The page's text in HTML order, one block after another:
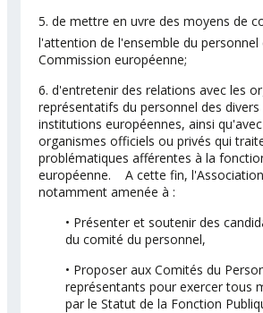
5. de mettre en uvre des moyens de
l'attention de l'ensemble du personnel
Commission européenne;
6. d'entretenir des relations avec les
représentatifs du personnel des
institutions européennes, ainsi
organismes officiels ou privés qui
problématiques afférentes à la
européenne. A cette fin,
notamment amenée à :
• Présenter et soutenir des
du comité du personnel,
• Proposer aux Comités du
représentants pour exercer tous
par le Statut de la Fonction